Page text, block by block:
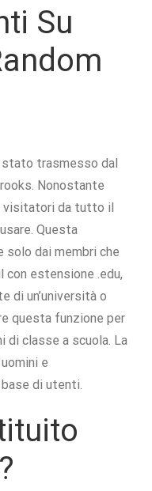
Su
stato trasmesso dal
Nonostante
visitatori da tutto il
Questa
solo dai membri che
con estensione .edu,
di un’università o
questa funzione per
di classe a scuola. La
e
di utenti.